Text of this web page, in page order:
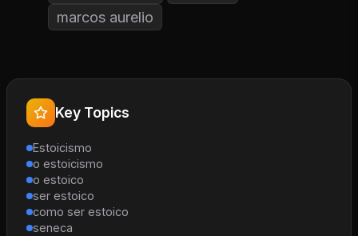
marcos aurelio
Key Topics
Estoicismo
o estoicismo
o estoico
ser estoico
como ser estoico
seneca